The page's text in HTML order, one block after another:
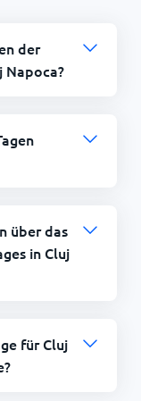
der
Napoca?
über das
in Cluj
für Cluj